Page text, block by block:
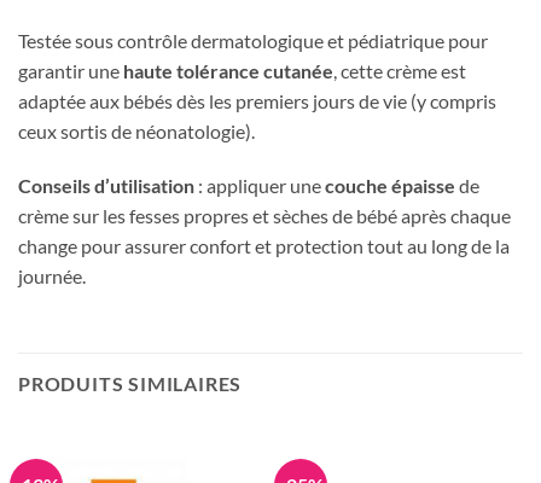
Testée sous contrôle dermatologique et pédiatrique pour
garantir une haute tolérance cutanée , cette crème est
adaptée aux bébés dès les premiers jours de vie (y compris
ceux sortis de néonatologie).
Conseils d’utilisation : appliquer unecouche épaisse de
crème sur les fesses propres et sèches de bébé après chaque
change pour assurer confort et protection tout au long de la
journée.
PRODUITS SIMILAIRES